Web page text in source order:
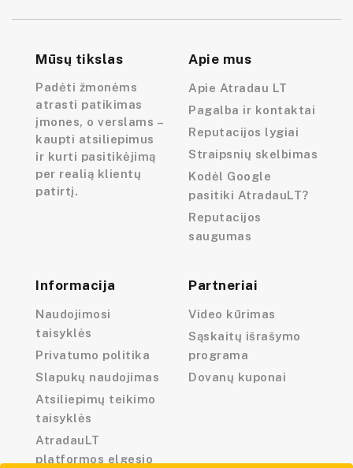
Mūsų tikslas
Padėti žmonėms
atrasti patikimas
įmones, o verslams –
kaupti atsiliepimus
ir kurti pasitikėjimą
per realią klientų
patirtį.
Apie mus
Apie Atradau LT
Pagalba ir kontaktai
Reputacijos lygiai
Straipsnių skelbimas
Kodėl Google
pasitiki AtradauLT?
Reputacijos
saugumas
Informacija
Naudojimosi
taisyklės
Privatumo politika
Slapukų naudojimas
Atsiliepimų teikimo
taisyklės
AtradauLT
platformos elgesio
Partneriai
Video kūrimas
Sąskaitų išrašymo
programa
Dovanų kuponai